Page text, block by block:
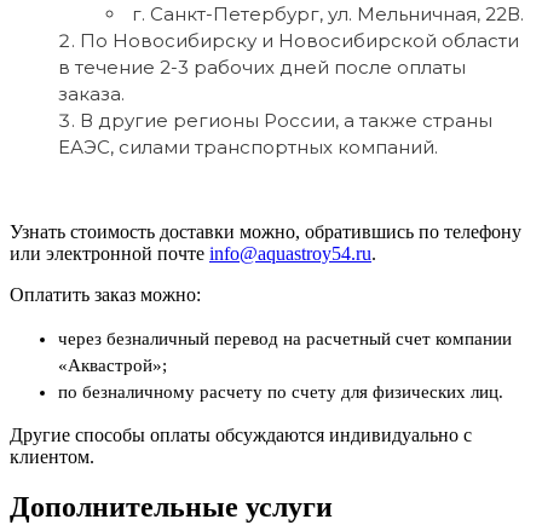
г. Санкт-Петербург, ул. Мельничная, 22В.
По Новосибирску и Новосибирской области
в течение 2-3 рабочих дней после оплаты
заказа.
В другие регионы России, а также страны
ЕАЭС, силами транспортных компаний.
Узнать стоимость доставки можно, обратившись по телефону
или электронной почте info@aquastroy54.ru.
Оплатить заказ можно:
через безналичный перевод на расчетный счет компании
«Аквастрой»;
по безналичному расчету по счету для физических лиц.
Другие способы оплаты обсуждаются индивидуально с
клиентом.
Дополнительные услуги